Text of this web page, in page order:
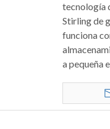
tecnología
Stirling de
funciona
a pequeña